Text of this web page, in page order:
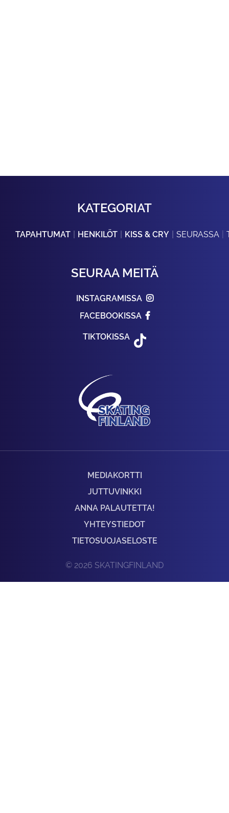
KATEGORIAT
TAPAHTUMAT HENKILÖT KISS & CRY SEURASSA
SEURAA MEITÄ
INSTAGRAMISSA
FACEBOOKISSA
TIKTOKISSA
MEDIAKORTTI
JUTTUVINKKI
ANNA PALAUTETTA!
YHTEYSTIEDOT
TIETOSUOJASELOSTE
© 2026 SKATINGFINLAND